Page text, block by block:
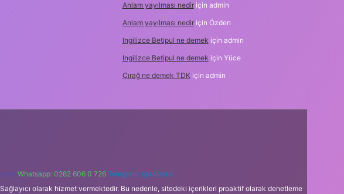
Anlam yayılması nediriçin admin
Anlam yayılması nediriçin Özden
Ingilizce Betipul ne demek için admin
Ingilizce Betipul ne demek için Yüce
Çırağ ne demek TDKiçin admin
Whatsapp: 0262 606 0 726 Telegram: @karabul
olarak hizmet vermektedir. Bu nedenle, sitedeki içerikleri proaktif olarak denetleme